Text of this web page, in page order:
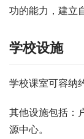
功的能力，建立
学校设施
学校课室可容纳
其他设施包括：
源中心。